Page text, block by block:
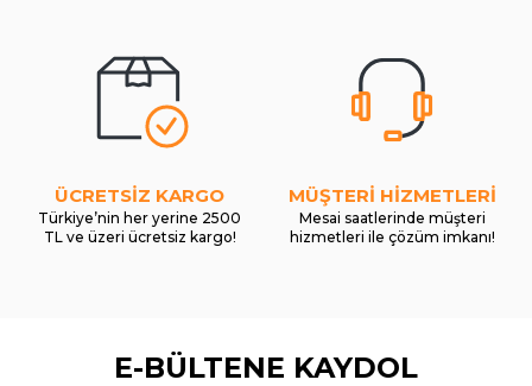
ÜCRETSİZ KARGO
Türkiye’nin her yerine 2500
TL ve üzeri ücretsiz kargo!
MÜŞTERİ HİZMETLERİ
Mesai saatlerinde müşteri
hizmetleri ile çözüm imkanı!
E-BÜLTENE KAYDOL